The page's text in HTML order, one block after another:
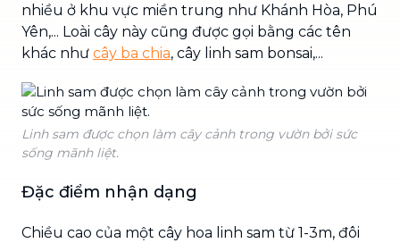
nhiều ở khu vực miền trung như Khánh Hòa, Phú
Yên,... Loài cây này cũng được gọi bằng các tên
khác như cây ba chia, cây linh sam bonsai,...
Linh sam được chọn làm cây cảnh trong vườn bởi sức
sống mãnh liệt.
Đặc điểm nhận dạng
Chiều cao của một cây hoa linh sam từ 1-3m, đôi